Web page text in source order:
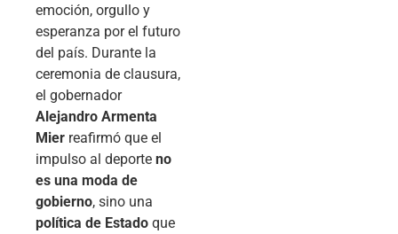
emoción, orgullo y
esperanza por el futuro
del país. Durante la
ceremonia de clausura,
el gobernador
Alejandro Armenta
Mier reafirmó que el
impulso al deporte no
es una moda de
gobierno, sino una
política de Estado que